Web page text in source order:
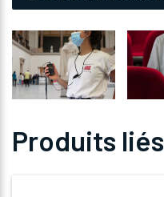
Produits liés